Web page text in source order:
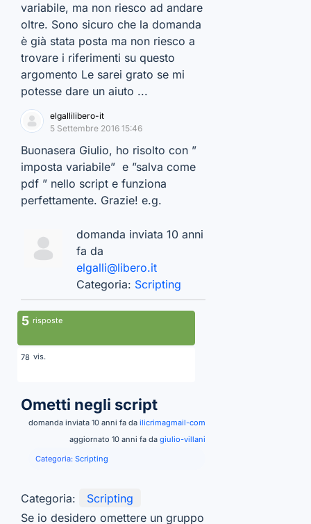
variabile, ma non riesco ad andare
oltre. Sono sicuro che la domanda
è già stata posta ma non riesco a
trovare i riferimenti su questo
argomento Le sarei grato se mi
potesse dare un aiuto ...
elgallilibero-it
5 Settembre 2016 15:46
Buonasera Giulio, ho risolto con ”
imposta variabile” e ”salva come
pdf ” nello script e funziona
perfettamente. Grazie! e.g.
domanda inviata 10 anni
fa da
elgalli@libero.it
Categoria: Scripting
5 risposte
78 vis.
Ometti negli script
domanda inviata 10 anni fa da ilicrimagmail-com
aggiornato 10 anni fa da giulio-villani
Categoria: Scripting
Categoria:
Scripting
Se io desidero omettere un gruppo